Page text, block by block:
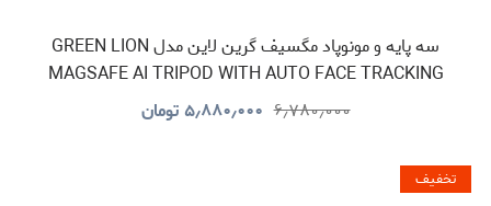
سه پایه و مونوپاد مگسیف گرین لاین مدل GREEN LION
MAGSAFE AI TRIPOD WITH AUTO FACE TRACKING
GNMGTRIAIBK۶٫۷۸۰٫۰۰۰ ۵٫۸۸۰٫۰۰۰تومان
تخفیف